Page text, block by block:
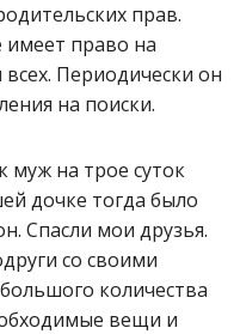
прав.
право на
Периодически он
на поиски.
муж на трое суток
дочке тогда было
Спасли мои друзья.
со своими
количества
вещи и